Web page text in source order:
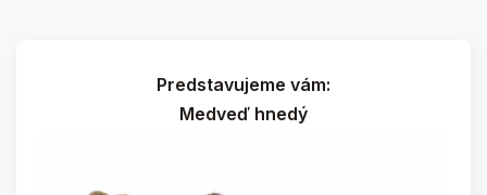
Predstavujeme vám:
Medveď hnedý